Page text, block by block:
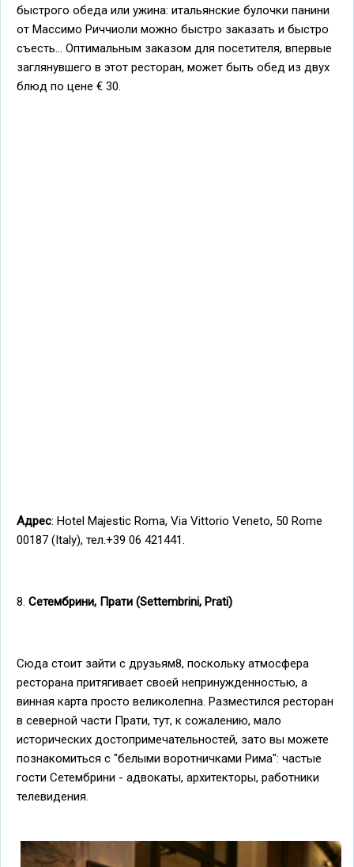
быстрого обеда или ужина: итальянские булочки панини
от Массимо Риччиоли можно быстро заказать и быстро
съесть... Оптимальным заказом для посетителя, впервые
заглянувшего в этот ресторан, может быть обед из двух
блюд по цене € 30.
Адрес: Hotel Majestic Roma, Via Vittorio Veneto, 50 Rome
00187 (Italy), тел.+39 06 421441.
8. Сетембрини, Прати (Settembrini, Prati)
Сюда стоит зайти с друзьям8, поскольку атмосфера
ресторана притягивает своей непринужденностью, а
винная карта просто великолепна. Разместился ресторан
в северной части Прати, тут, к сожалению, мало
исторических достопримечательностей, зато вы можете
познакомиться с "белыми воротничками Рима": частые
гости Сетембрини - адвокаты, архитекторы, работники
телевидения.